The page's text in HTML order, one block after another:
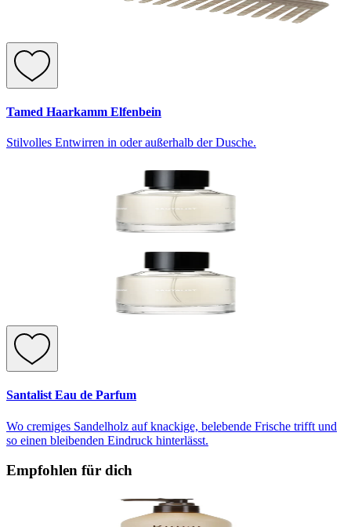
Tamed Haarkamm Elfenbein
Stilvolles Entwirren in oder außerhalb der Dusche.
Santalist Eau de Parfum
Wo cremiges Sandelholz auf knackige, belebende Frische trifft und
so einen bleibenden Eindruck hinterlässt.
Empfohlen für dich